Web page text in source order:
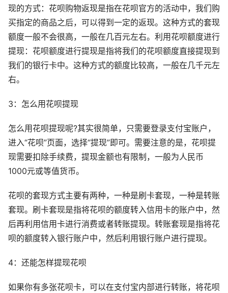
现的方式：花呗购物返现是指在花呗官方的活动中，我们购
买指定的商品之后，可以得到一定的返现。这种方式的套现
额度一般不会很高，一般在几百元左右。利用花呗额度进行
提现：花呗额度进行提现是指将我们的花呗额度直接提现到
我们的银行卡中。这种方式的额度比较高，一般在几千元左
右。
3：怎么用花呗提现
怎么用花呗提现呢?其实很简单，只需要登录支付宝账户，
进入“花呗”页面，选择“提现”即可。需要注意的是，花呗提
现需要扣除手续费，提现金额也有限制，一般为人民币
1000元或等值货币。
花呗的套现方式主要有两种，一种是刷卡套现，一种是转账
套现。刷卡套现是指将花呗的额度转入信用卡的账户中，然
后再利用信用卡进行消费或者转账提现。转账套现是指将花
呗的额度转入银行账户中，然后利用银行账户进行提现。
4：还能怎样提现花呗
如果你有多张花呗卡，可以在支付宝内部进行转账，将花呗